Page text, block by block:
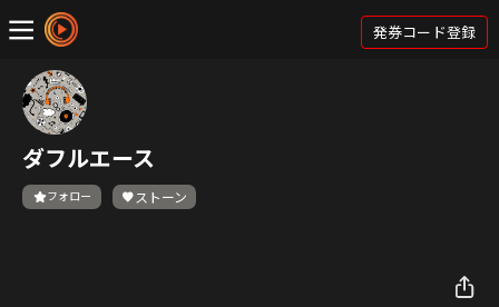
発券コード登録
ダフルエース
フォロー ストーン